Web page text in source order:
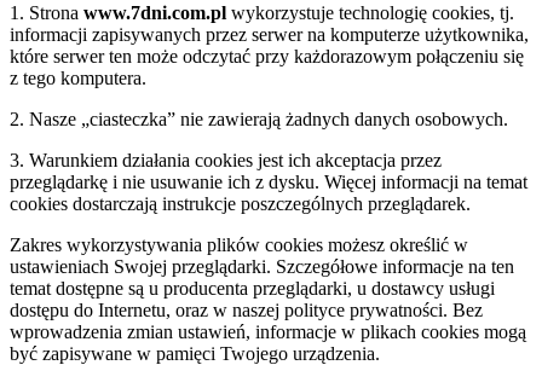
1. Strona www.7dni.com.pl wykorzystuje technologię cookies, tj.
informacji zapisywanych przez serwer na komputerze użytkownika,
które serwer ten może odczytać przy każdorazowym połączeniu się
z tego komputera.
2. Nasze „ciasteczka” nie zawierają żadnych danych osobowych.
3. Warunkiem działania cookies jest ich akceptacja przez
przeglądarkę i nie usuwanie ich z dysku. Więcej informacji na temat
cookies dostarczają instrukcje poszczególnych przeglądarek.
Zakres wykorzystywania plików cookies możesz określić w
ustawieniach Swojej przeglądarki. Szczegółowe informacje na ten
temat dostępne są u producenta przeglądarki, u dostawcy usługi
dostępu do Internetu, oraz w naszej polityce prywatności. Bez
wprowadzenia zmian ustawień, informacje w plikach cookies mogą
być zapisywane w pamięci Twojego urządzenia.